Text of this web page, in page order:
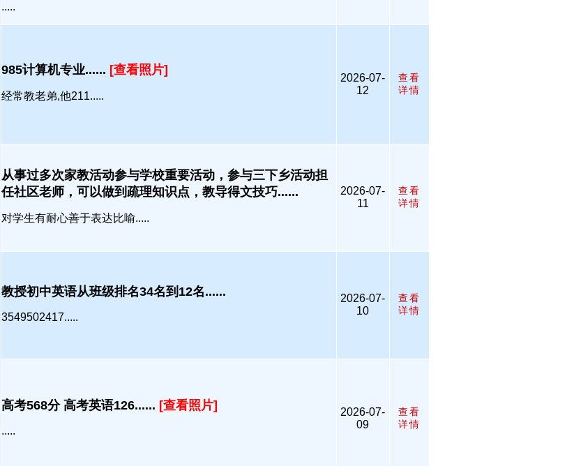
.....
985计算机专业...... [查看照片]
经常教老弟,他211.....
2026-07-
12
查看
详情
从事过多次家教活动参与学校重要活动，参与三下乡活动担
任社区老师，可以做到疏理知识点，教导得文技巧......
对学生有耐心善于表达比喻.....
2026-07-
11
查看
详情
教授初中英语从班级排名34名到12名......
3549502417.....
2026-07-
10
查看
详情
高考568分 高考英语126...... [查看照片]
.....
2026-07-
09
查看
详情